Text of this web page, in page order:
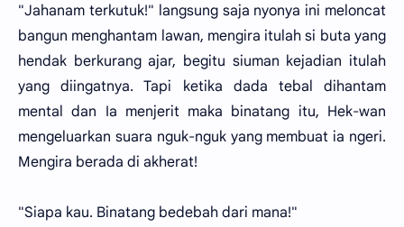
"Jahanam terkutuk!" langsung saja nyonya ini meloncat
bangun menghantam lawan, mengira itulah si buta yang
hendak berkurang ajar, begitu siuman kejadian itulah
yang diingatnya. Tapi ketika dada tebal dihantam
mental dan Ia menjerit maka binatang itu, Hek-wan
mengeluarkan suara nguk-nguk yang membuat ia ngeri.
Mengira berada di akherat!
"Siapa kau. Binatang bedebah dari mana!"